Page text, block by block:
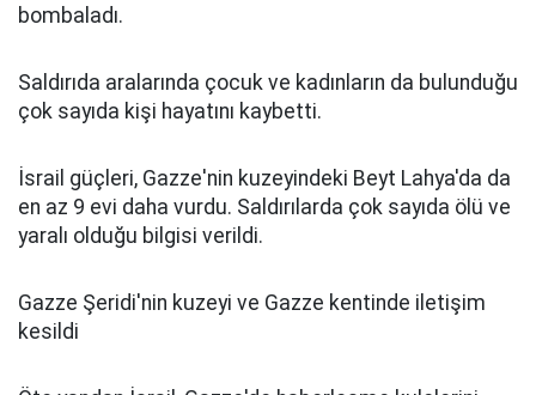
bombaladı.
Saldırıda aralarında çocuk ve kadınların da bulunduğu
çok sayıda kişi hayatını kaybetti.
İsrail güçleri, Gazze'nin kuzeyindeki Beyt Lahya'da da
en az 9 evi daha vurdu. Saldırılarda çok sayıda ölü ve
yaralı olduğu bilgisi verildi.
Gazze Şeridi'nin kuzeyi ve Gazze kentinde iletişim
kesildi